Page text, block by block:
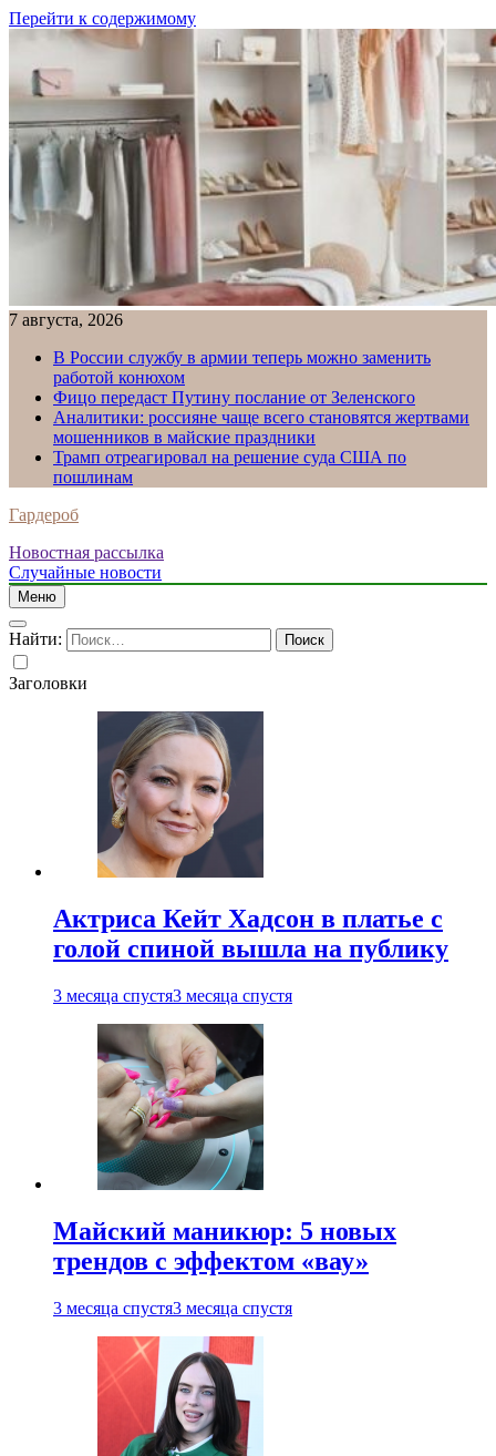
Перейти к содержимому
7 августа, 2026
В России службу в армии теперь можно заменить
работой конюхом
Фицо передаст Путину послание от Зеленского
Аналитики: россияне чаще всего становятся жертвами
мошенников в майские праздники
Трамп отреагировал на решение суда США по
пошлинам
Гардероб
Новостная рассылка
Случайные новости
Меню
Найти:
Заголовки
Актриса Кейт Хадсон в платье с
голой спиной вышла на публику
3 месяца спустя3 месяца спустя
Майский маникюр: 5 новых
трендов с эффектом «вау»
3 месяца спустя3 месяца спустя